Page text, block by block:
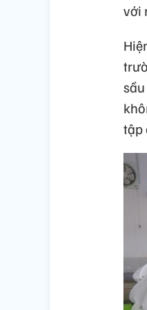
với
tập